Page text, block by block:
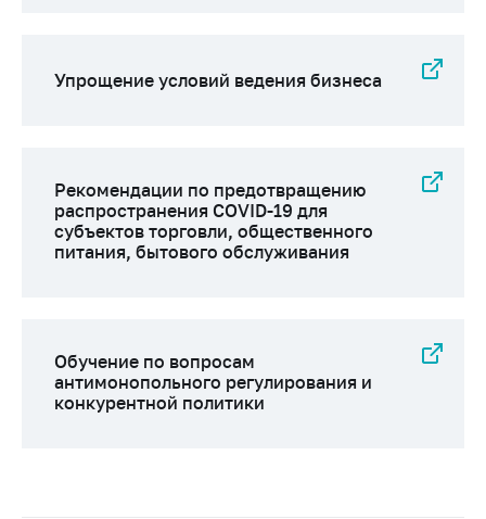
технику
(отсутствия)
нарушения
антимонопольного
законодательства
Общественное
обсуждение
проектов
Упрощение условий ведения бизнеса
Рекомендации по предотвращению
распространения COVID-19 для
субъектов торговли, общественного
питания, бытового обслуживания
Обучение по вопросам
антимонопольного регулирования и
конкурентной политики